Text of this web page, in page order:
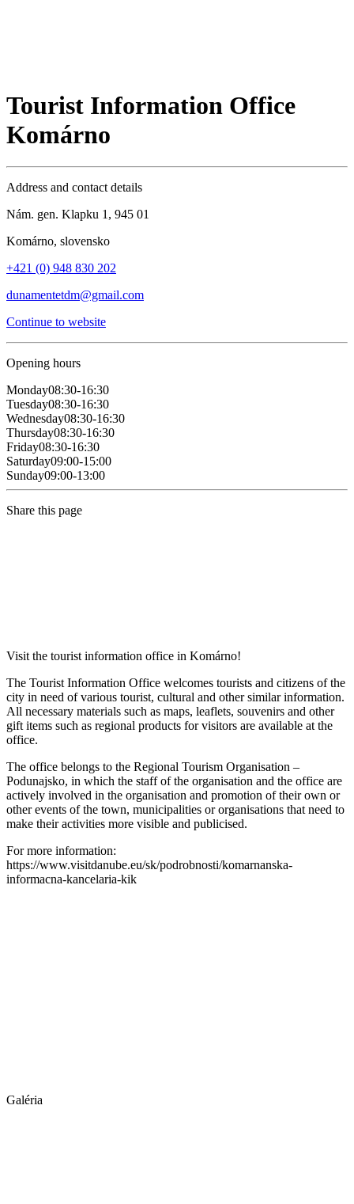
Tourist Information Office
Komárno
Address and contact details
Nám. gen. Klapku 1, 945 01
Komárno, slovensko
+421 (0) 948 830 202
dunamentetdm@gmail.com
Continue to website
Opening hours
Monday08:30-16:30
Tuesday08:30-16:30
Wednesday08:30-16:30
Thursday08:30-16:30
Friday08:30-16:30
Saturday09:00-15:00
Sunday09:00-13:00
Share this page
Visit the tourist information office in Komárno!
The Tourist Information Office welcomes tourists and citizens of the
city in need of various tourist, cultural and other similar information.
All necessary materials such as maps, leaflets, souvenirs and other
gift items such as regional products for visitors are available at the
office.
The office belongs to the Regional Tourism Organisation –
Podunajsko, in which the staff of the organisation and the office are
actively involved in the organisation and promotion of their own or
other events of the town, municipalities or organisations that need to
make their activities more visible and publicised.
For more information:
https://www.visitdanube.eu/sk/podrobnosti/komarnanska-
informacna-kancelaria-kik
Galéria